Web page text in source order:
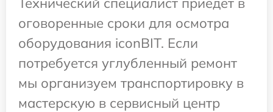
оговоренные сроки для осмотра
оборудования iconBIT. Если
потребуется углубленный ремонт
мы организуем транспортировку в
мастерскую в сервисный центр